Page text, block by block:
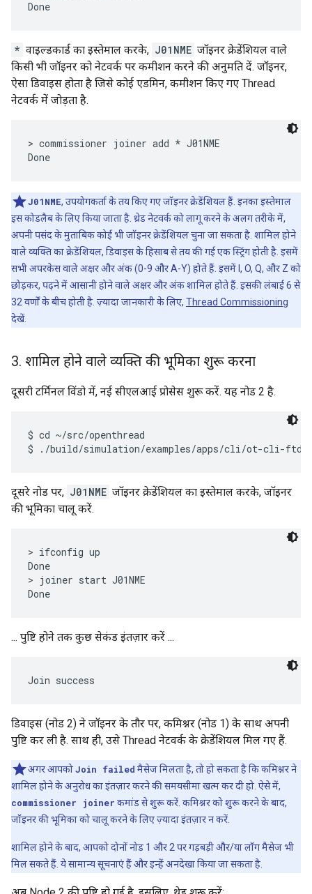
* वाइल्डकार्ड का इस्तेमाल करके, J01NME जॉइनर क्रेडेंशियल वाले
किसी भी जॉइनर को नेटवर्क पर कमीशन करने की अनुमति दें. जॉइनर,
ऐसा डिवाइस होता है जिसे कोई एडमिन, कमीशन किए गए Thread
नेटवर्क में जोड़ता है.
> commissioner joiner add * J01NME
J01NME, उपयोगकर्ता के तय किए गए जॉइनर क्रेडेंशियल हैं. इनका इस्तेमाल
इस कोडलैब के लिए किया जाता है. थ्रेड नेटवर्क को लागू करने के अलग तरीके में,
अपनी पसंद के मुताबिक कोई भी जॉइनर क्रेडेंशियल चुना जा सकता है. शामिल होने
वाले व्यक्ति का क्रेडेंशियल, डिवाइस के हिसाब से तय की गई एक स्ट्रिंग होती है. इसमें
सभी अपरकेस वाले अक्षर और अंक (0-9 और A-Y) होते हैं. इसमें I, O, Q, और Z को
छोड़कर, पढ़ने में आसानी होने वाले अक्षर और अंक शामिल होते हैं. इसकी लंबाई 6 से
32 वर्णों के बीच होती है. ज़्यादा जानकारी के लिए, Thread Commissioning
देखें.
3. शामिल होने वाले व्यक्ति की भूमिका शुरू करना
दूसरी टर्मिनल विंडो में, नई सीएलआई प्रोसेस शुरू करें. यह नोड 2 है.
$ cd ~/src/openthread
दूसरे नोड पर, J01NME जॉइनर क्रेडेंशियल का इस्तेमाल करके, जॉइनर
की भूमिका चालू करें.
> ifconfig up
Done
> joiner start J01NME
... पुष्टि होने तक कुछ सेकंड इंतज़ार करें ...
डिवाइस (नोड 2) ने जॉइनर के तौर पर, कमिश्नर (नोड 1) के साथ अपनी
पुष्टि कर ली है. साथ ही, उसे Thread नेटवर्क के क्रेडेंशियल मिल गए हैं.
अगर आपकोJoin failed मैसेज मिलता है, तो हो सकता है कि कमिश्नर ने
शामिल होने के अनुरोध का इंतज़ार करने की समयसीमा खत्म कर दी हो. ऐसे में,
commissioner joiner कमांड से शुरू करें. कमिश्नर को शुरू करने के बाद,
जॉइनर की भूमिका को चालू करने के लिए ज़्यादा इंतज़ार न करें.
शामिल होने के बाद, आपको दोनों नोड 1 और 2 पर गड़बड़ी और/या लॉग मैसेज भी
मिल सकते हैं. ये सामान्य सूचनाएं हैं और इन्हें अनदेखा किया जा सकता है.